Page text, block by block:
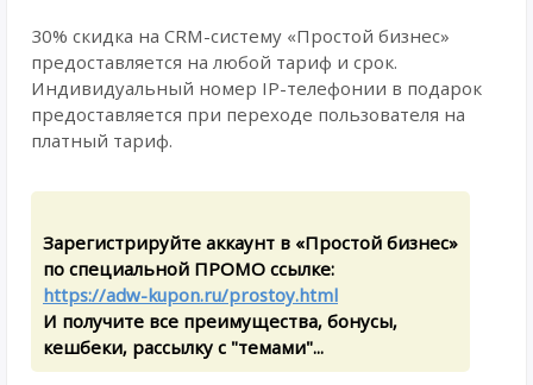
30% скидка на CRM-систему «Простой бизнес»
предоставляется на любой тариф и срок.
Индивидуальный номер IP-телефонии в подарок
предоставляется при переходе пользователя на
платный тариф.
Зарегистрируйте аккаунт в «Простой бизнес»
по специальной ПРОМО ссылке:
https://adw-kupon.ru/prostoy.html
И получите все преимущества, бонусы,
кешбеки, рассылку с "темами"...